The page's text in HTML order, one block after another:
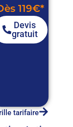
119€*
Devis
gratuit
tarifaire